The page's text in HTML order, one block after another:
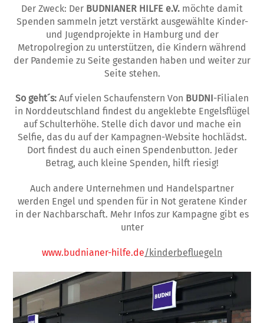
Der Zweck: Der BUDNIANER HILFE e.V. möchte damit
Spenden sammeln jetzt verstärkt ausgewählte Kinder-
und Jugendprojekte in Hamburg und der
Metropolregion zu unterstützen, die Kindern während
der Pandemie zu Seite gestanden haben und weiter zur
Seite stehen.
So geht´s: Auf vielen Schaufenstern Von BUDNI-Filialen
in Norddeutschland findest du angeklebte Engelsflügel
auf Schulterhöhe. Stelle dich davor und mache ein
Selfie, das du auf der Kampagnen-Website hochlädst.
Dort findest du auch einen Spendenbutton. Jeder
Betrag, auch kleine Spenden, hilft riesig!
Auch andere Unternehmen und Handelspartner
werden Engel und spenden für in Not geratene Kinder
in der Nachbarschaft. Mehr Infos zur Kampagne gibt es
unter
www.budnianer-hilfe.de/kinderbefluegeln